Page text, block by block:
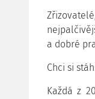
a dobré
Chci si
Každá z